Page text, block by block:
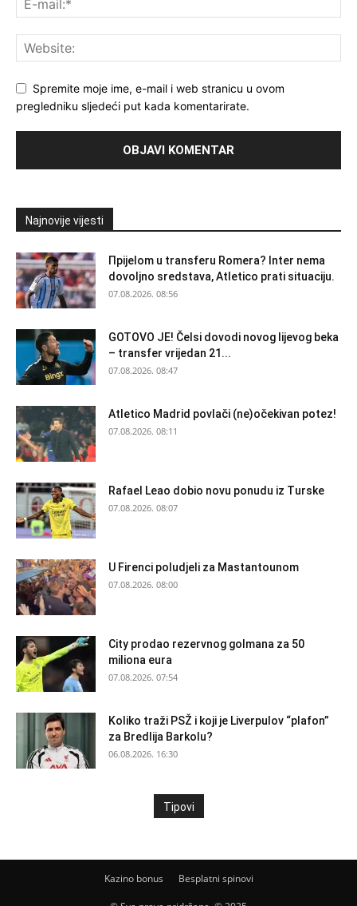
Spremite moje ime, e-mail i web stranicu u ovom
pregledniku sljedeći put kada komentarirate.
Najnovije vijesti
Прijelom u transferu Romera? Inter nema
dovoljno sredstava, Atletico prati situaciju.
07.08.2026. 08:56
GOTOVO JE! Čelsi dovodi novog lijevog beka
– transfer vrijedan 21...
07.08.2026. 08:47
Atletico Madrid povlači (ne)očekivan potez!
07.08.2026. 08:11
Rafael Leao dobio novu ponudu iz Turske
07.08.2026. 08:07
U Firenci poludjeli za Mastantounom
07.08.2026. 08:00
City prodao rezervnog golmana za 50
miliona eura
07.08.2026. 07:54
Koliko traži PSŽ i koji je Liverpulov “plafon”
za Bredlija Barkolu?
06.08.2026. 16:30
Tipovi
Kazino bonus Besplatni spinovi